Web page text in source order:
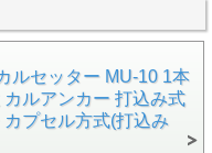
ルセッター MU-10 1本
ルアンカー 打込み式
プセル方式(打込み